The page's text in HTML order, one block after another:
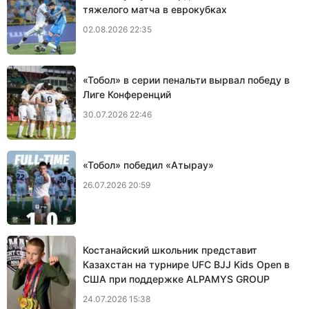
тяжелого матча в еврокубках
02.08.2026 22:35
«Тобол» в серии пенальти вырвал победу в
Лиге Конференций
30.07.2026 22:46
«Тобол» победил «Атырау»
26.07.2026 20:59
Костанайский школьник представит
Казахстан на турнире UFC BJJ Kids Open в
США при поддержке ALPAMYS GROUP
24.07.2026 15:38